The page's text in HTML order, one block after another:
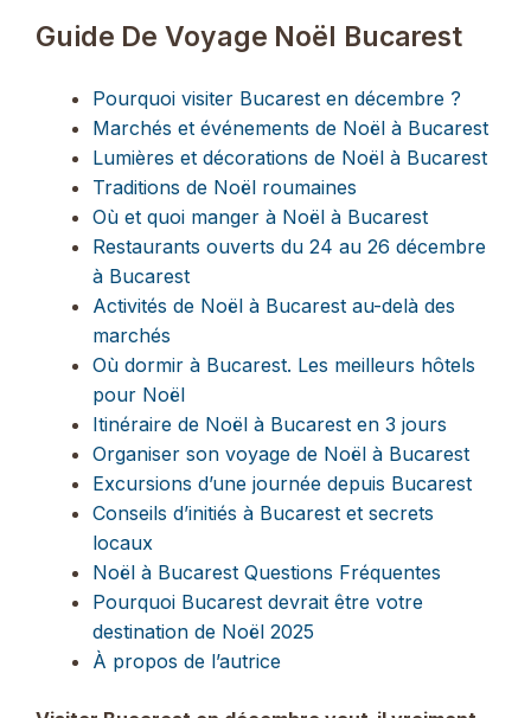
Guide De Voyage Noël Bucarest
Pourquoi visiter Bucarest en décembre ?
Marchés et événements de Noël à Bucarest
Lumières et décorations de Noël à Bucarest
Traditions de Noël roumaines
Où et quoi manger à Noël à Bucarest
Restaurants ouverts du 24 au 26 décembre
à Bucarest
Activités de Noël à Bucarest au-delà des
marchés
Où dormir à Bucarest. Les meilleurs hôtels
pour Noël
Itinéraire de Noël à Bucarest en 3 jours
Organiser son voyage de Noël à Bucarest
Excursions d’une journée depuis Bucarest
Conseils d’initiés à Bucarest et secrets
locaux
Noël à Bucarest Questions Fréquentes
Pourquoi Bucarest devrait être votre
destination de Noël 2025
À propos de l’autrice